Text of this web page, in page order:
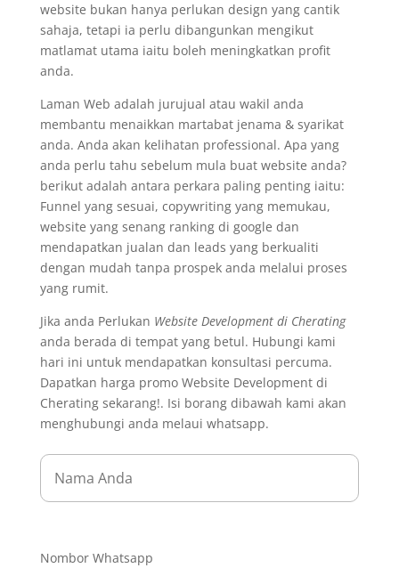
website bukan hanya perlukan design yang cantik
sahaja, tetapi ia perlu dibangunkan mengikut
matlamat utama iaitu boleh meningkatkan profit
anda.
Laman Web adalah jurujual atau wakil anda
membantu menaikkan martabat jenama & syarikat
anda. Anda akan kelihatan professional. Apa yang
anda perlu tahu sebelum mula buat website anda?
berikut adalah antara perkara paling penting iaitu:
Funnel yang sesuai, copywriting yang memukau,
website yang senang ranking di google dan
mendapatkan jualan dan leads yang berkualiti
dengan mudah tanpa prospek anda melalui proses
yang rumit.
Jika anda Perlukan Website Development di Cherating
anda berada di tempat yang betul. Hubungi kami
hari ini untuk mendapatkan konsultasi percuma.
Dapatkan harga promo Website Development di
Cherating sekarang!. Isi borang dibawah kami akan
menghubungi anda melaui whatsapp.
Nombor Whatsapp